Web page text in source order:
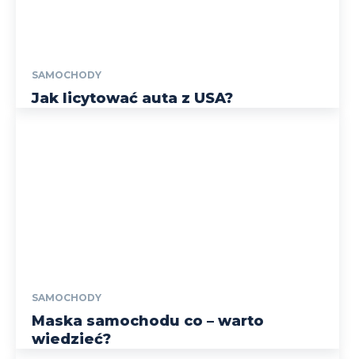
SAMOCHODY
Jak licytować auta z USA?
SAMOCHODY
Maska samochodu co – warto
wiedzieć?